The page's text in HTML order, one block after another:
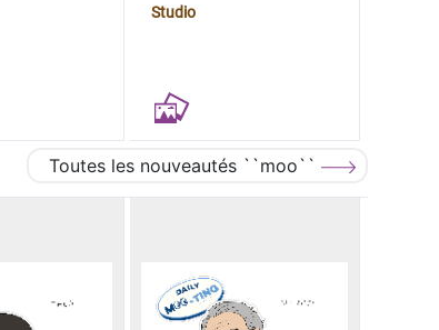
Studio
Toutes les nouveautés ``moo``